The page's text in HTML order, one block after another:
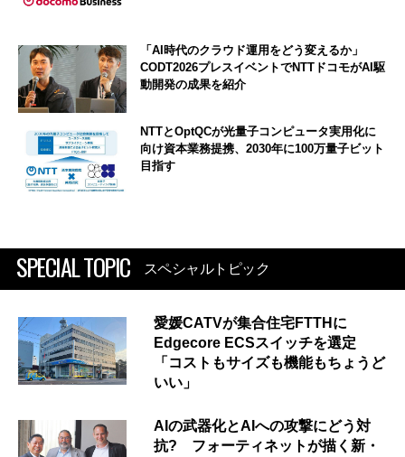
「AI時代のクラウド運用をどう変えるか」
CODT2026プレスイベントでNTTドコモがAI駆
動開発の成果を紹介
NTTとOptQCが光量子コンピュータ実用化に
向け資本業務提携、2030年に100万量子ビット
目指す
SPECIAL TOPIC スペシャルトピック
愛媛CATVが集合住宅FTTHに
Edgecore ECSスイッチを選定
「コストもサイズも機能もちょうど
いい」
AIの武器化とAIへの攻撃にどう対
抗? フォーティネットが描く新・